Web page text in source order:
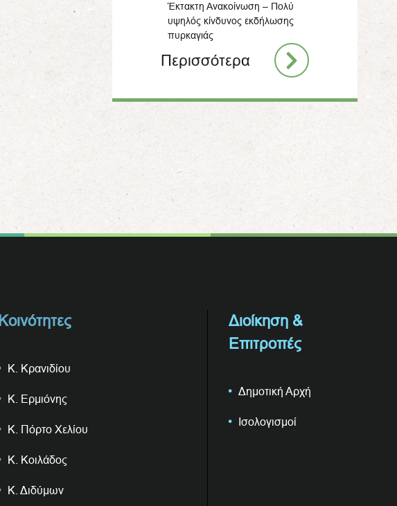
Έκτακτη Ανακοίνωση – Πολύ
υψηλός κίνδυνος εκδήλωσης
πυρκαγιάς
Περισσότερα
Κοινότητες
Κ. Κρανιδίου
Κ. Ερμιόνης
Κ. Πόρτο Χελίου
Κ. Κοιλάδος
Κ. Διδύμων
Διοίκηση &
Επιτροπές
Δημοτική Αρχή
Ισολογισμοί